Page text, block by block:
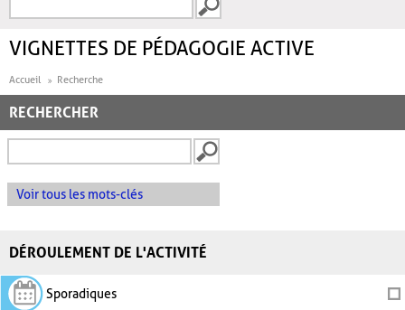
FORMULAIRE DE
VIGNETTES DE PÉDAGOGIE ACTIVE
Accueil Recherche
RECHERCHER
Voir tous les mots-clés
DÉROULEMENT DE L'ACTIVITÉ
Sporadiques